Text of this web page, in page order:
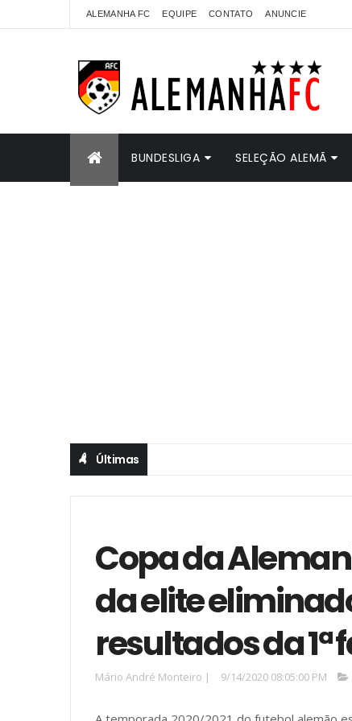
ALEMANHA FC EQUIPE CONTATO ANUNCIE
BUNDESLIGA SELEÇÃO ALEMÃ
Últimas
Copa da
da elite
resultados da 1ª
Mário André Monteiro | 9/14/2020 08:05:00 PM